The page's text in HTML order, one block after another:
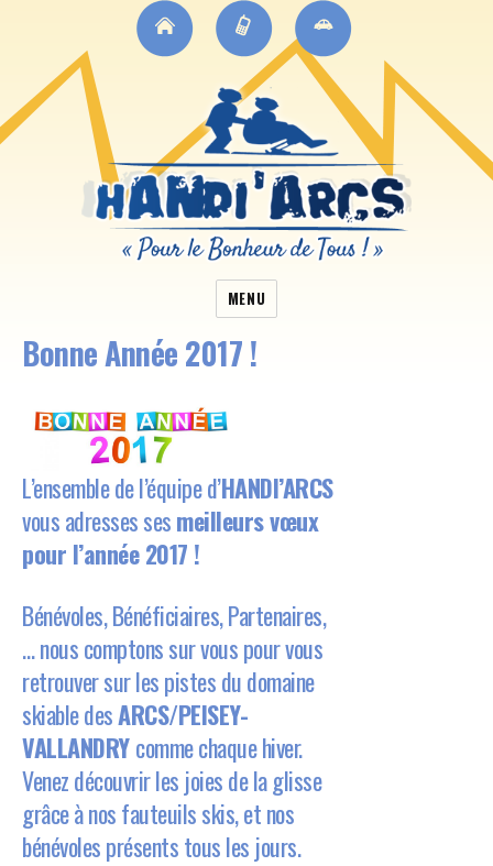
MENU
Bonne Année 2017 !
L’ensemble de l’équipe d’HANDI’ARCS
vous adresses sesmeilleurs vœux
pour l’année 2017 !
Bénévoles, Bénéficiaires, Partenaires,
… nous comptons sur vous pour vous
retrouver sur les pistes du domaine
skiable desARCS/PEISEY-
VALLANDRYcomme chaque hiver.
Venez découvrir les joies de la glisse
grâce à nos fauteuils skis, et nos
bénévoles présents tous les jours.